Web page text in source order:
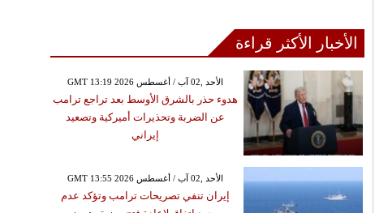
الأخبار الأكثر قراءة
GMT 13:19 2026 الأحد ,02 آب / أغسطس
هدوء حذر بالشرق الأوسط بعد تراجع ترامب
عن الضربة وتحذيرات أميركية وتصعيد
إيراني
GMT 13:55 2026 الأحد ,02 آب / أغسطس
إيران تنفي تصريحات ترامب وتؤكد عدم